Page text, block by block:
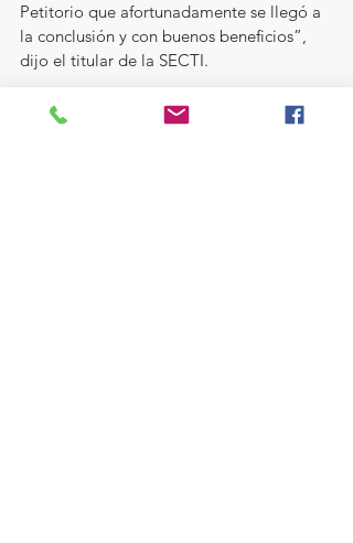
Petitorio que afortunadamente se llegó a
la conclusión y con buenos beneficios”,
dijo el titular de la SECTI.
Además, durante el acto se presentó la